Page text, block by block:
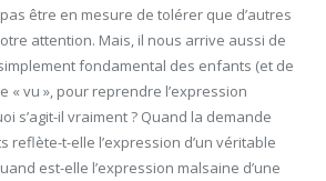
être en mesure de tolérer que d’autres
attention. Mais, il nous arrive aussi de
fondamental des enfants (et de
« vu », pour reprendre l’expression
s’agit-il vraiment ? Quand la demande
reflète-t-elle l’expression d’un véritable
est-elle l’expression malsaine d’une